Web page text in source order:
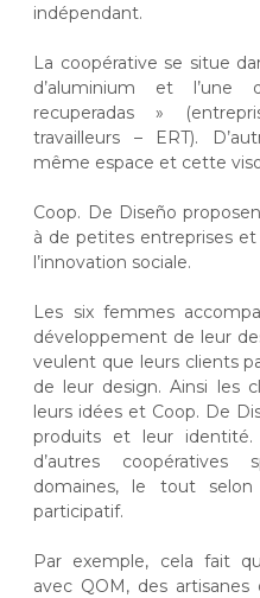
indépendant.
La coopérative se situe
d’aluminium et l’une
recuperadas »
travailleurs – ERT).
même espace et cette
Coop. De Diseño
à de petites entreprises
l’innovation sociale.
Les six femmes
développement de leur
veulent que leurs clients
de leur design. Ainsi les
leurs idées et Coop. De
produits et leur identité.
d’autres coopératives
domaines, le tout
participatif.
Par exemple, cela fait
avec QOM, des artisanes